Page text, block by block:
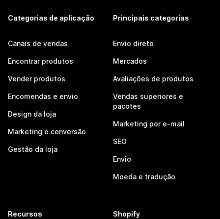
Categorias de aplicação
Canais de vendas
Encontrar produtos
Vender produtos
Encomendas e envio
Design da loja
Marketing e conversão
Gestão da loja
Principais categorias
Envio direto
Mercados
Avaliações de produtos
Vendas superiores e
pacotes
Marketing por e-mail
SEO
Envio
Moeda e tradução
Recursos Shopify